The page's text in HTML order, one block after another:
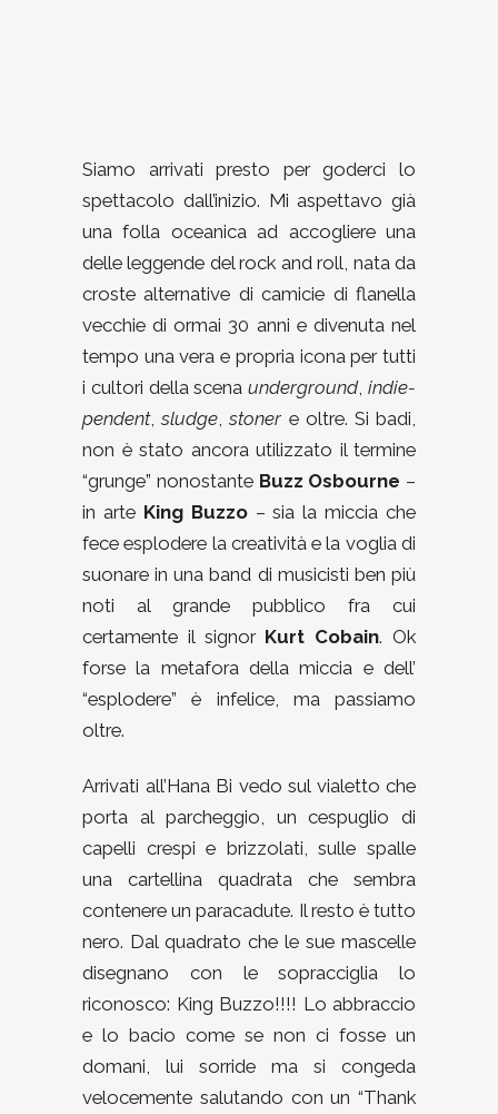
Siamo arrivati presto per goderci lo
spettacolo dall’inizio. Mi aspettavo già
una folla oceanica ad accogliere una
delle leggende del rock and roll, nata da
croste alternative di camicie di flanella
vecchie di ormai 30 anni e divenuta nel
tempo una vera e propria icona per tutti
i cultori della scenaunderground,indie-
pendent, sludge,stoner e oltre. Si badi,
non è stato ancora utilizzato il termine
“grunge” nonostante Buzz Osbourne –
in arte King Buzzo– sia la miccia che
fece esplodere la creatività e la voglia di
suonare in una band di musicisti ben più
noti al grande pubblico fra cui
certamente il signorKurt Cobain. Ok
forse la metafora della miccia e dell’
“esplodere” è infelice, ma passiamo
oltre.
Arrivati all’Hana Bi vedo sul vialetto che
porta al parcheggio, un cespuglio di
capelli crespi e brizzolati, sulle spalle
una cartellina quadrata che sembra
contenere un paracadute. Il resto è tutto
nero. Dal quadrato che le sue mascelle
disegnano con le sopracciglia lo
riconosco: King Buzzo!!!! Lo abbraccio
e lo bacio come se non ci fosse un
domani, lui sorride ma si congeda
velocemente salutando con un “Thank